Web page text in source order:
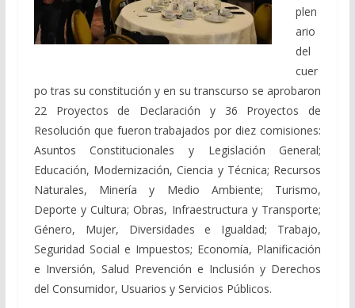
plen
ario
del
cuer
po tras su constitución y en su transcurso se aprobaron
22 Proyectos de Declaración y 36 Proyectos de
Resolución que fueron trabajados por diez comisiones:
Asuntos Constitucionales y Legislación General;
Educación, Modernización, Ciencia y Técnica; Recursos
Naturales, Minería y Medio Ambiente; Turismo,
Deporte y Cultura; Obras, Infraestructura y Transporte;
Género, Mujer, Diversidades e Igualdad; Trabajo,
Seguridad Social e Impuestos; Economía, Planificación
e Inversión, Salud Prevención e Inclusión y Derechos
del Consumidor, Usuarios y Servicios Públicos.